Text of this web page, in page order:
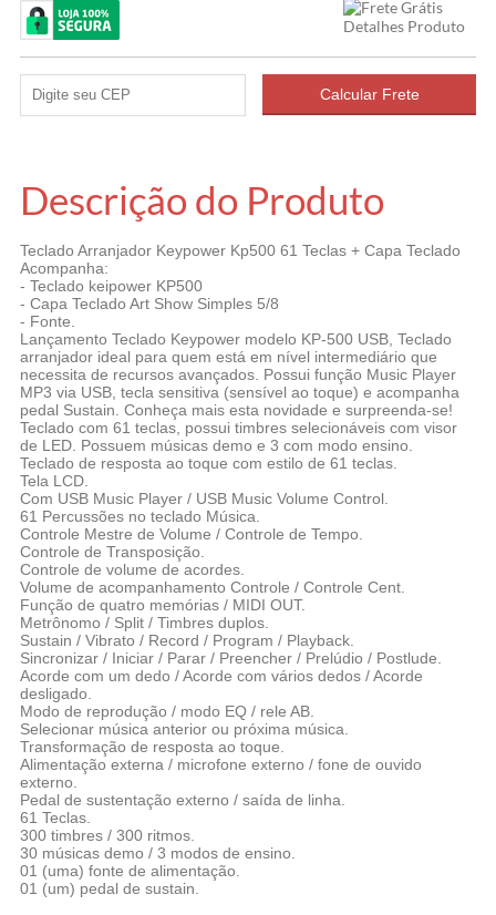
Descrição do Produto
Teclado Arranjador Keypower Kp500 61 Teclas + Capa Teclado
Acompanha:
- Teclado keipower KP500
- Capa Teclado Art Show Simples 5/8
- Fonte.
Lançamento Teclado Keypower modelo KP-500 USB, Teclado
arranjador ideal para quem está em nível intermediário que
necessita de recursos avançados. Possui função Music Player
MP3 via USB, tecla sensitiva (sensível ao toque) e acompanha
pedal Sustain. Conheça mais esta novidade e surpreenda-se!
Teclado com 61 teclas, possui timbres selecionáveis com visor
de LED. Possuem músicas demo e 3 com modo ensino.
Teclado de resposta ao toque com estilo de 61 teclas.
Tela LCD.
Com USB Music Player / USB Music Volume Control.
61 Percussões no teclado Música.
Controle Mestre de Volume / Controle de Tempo.
Controle de Transposição.
Controle de volume de acordes.
Volume de acompanhamento Controle / Controle Cent.
Função de quatro memórias / MIDI OUT.
Metrônomo / Split / Timbres duplos.
Sustain / Vibrato / Record / Program / Playback.
Sincronizar / Iniciar / Parar / Preencher / Prelúdio / Postlude.
Acorde com um dedo / Acorde com vários dedos / Acorde
desligado.
Modo de reprodução / modo EQ / rele AB.
Selecionar música anterior ou próxima música.
Transformação de resposta ao toque.
Alimentação externa / microfone externo / fone de ouvido
externo.
Pedal de sustentação externo / saída de linha.
61 Teclas.
300 timbres / 300 ritmos.
30 músicas demo / 3 modos de ensino.
01 (uma) fonte de alimentação.
01 (um) pedal de sustain.